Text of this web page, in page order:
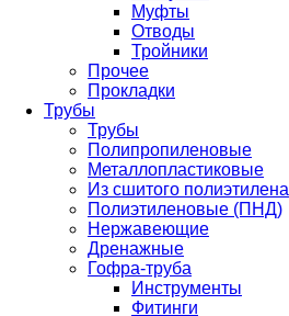
Муфты
Отводы
Тройники
Прочее
Прокладки
Трубы
Трубы
Полипропиленовые
Металлопластиковые
Из сшитого полиэтилена
Полиэтиленовые (ПНД)
Нержавеющие
Дренажные
Гофра-труба
Инструменты
Фитинги